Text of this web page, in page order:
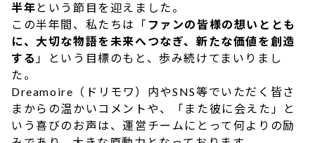
半年 という節目を迎えました。
この半年間、私たちは「 ファンの皆様の想いととも
に、大切な物語を未来へつなぎ、新たな価値を創造
する 」という目標のもと、歩み続けてまいりまし
た。
Dreamoire（ドリモワ）内やSNS等でいただく皆さ
まからの温かいコメントや、「また彼に会えた」と
いう喜びのお声は、運営チームにとって何よりの励